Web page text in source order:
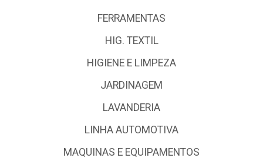
FERRAMENTAS
HIG. TEXTIL
HIGIENE E LIMPEZA
JARDINAGEM
LAVANDERIA
LINHA AUTOMOTIVA
MAQUINAS E EQUIPAMENTOS